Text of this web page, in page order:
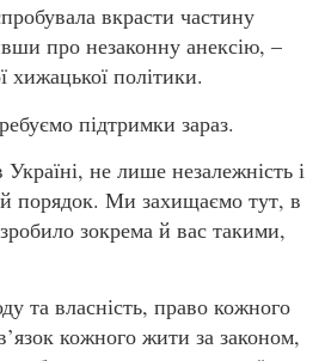
вкрасти частину
про незаконну анексію, –
хижацької політики.
підтримки зараз.
не лише незалежність і
порядок. Ми захищаємо тут, в
зокрема й вас такими,
та власність, право кожного
кожного жити за законом,